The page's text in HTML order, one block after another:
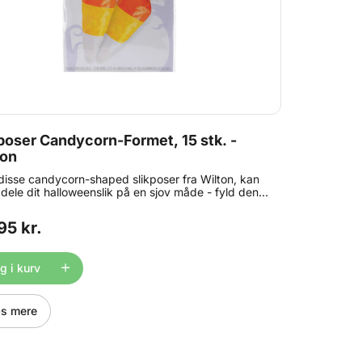
Candycorn-Formet, 15 stk. -
candycorn-shaped slikposer fra Wilton, kan
dit halloweenslik på en sjov måde - fyld den
kr.
i kurv
mere